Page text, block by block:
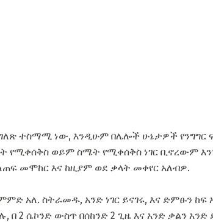
ተስማሚ ነው, እንዲሁም በሌሎች ሁኔታዎች የንግግር
የሚቀሰቅስ ወይም ስሜት የሚቀሰቅስ ነገር ቢኖረውም
መሞከር እና ከዚያም ወደ ቃላት መቀየር አለብዎ.
አለ. ስትራመዱ, አንድ ነገር ይናገሩ, እና ድምፁን ከፍ
በ 2 ሴኮንድ ውስጥ በሰከንድ 2 ጊዜ እና አንድ ቃልን